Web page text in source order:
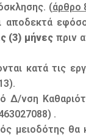
(άρθρο
αποδεκτά
(3) μήνες πριν
κατά τις
Δ/νση
.
μειοδότης θα